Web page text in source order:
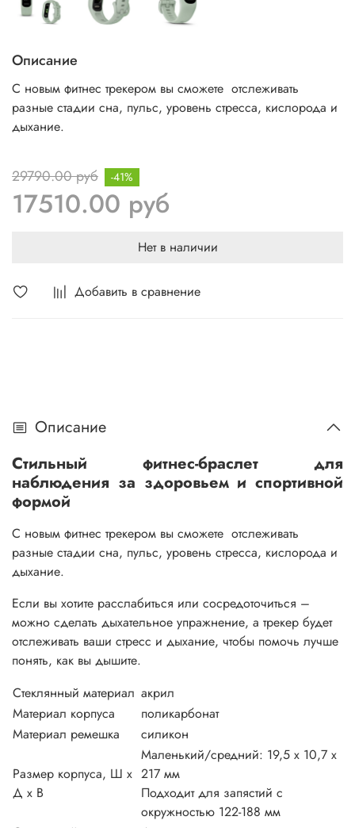
Добавить в сравнение
Описание
С новым фитнес трекером вы сможете отслеживать
разные стадии сна, пульс, уровень стресса, кислорода и
дыхание.
29790.00 руб
17510.00 руб
-41%
Нет в наличии
Описание
Стильный фитнес-браслет для
наблюдения за здоровьем и спортивной
формой
С новым фитнес трекером вы сможете отслеживать
разные стадии сна, пульс, уровень стресса, кислорода и
дыхание.
Если вы хотите расслабиться или сосредоточиться –
можно сделать дыхательное упражнение, а трекер будет
отслеживать ваши стресс и дыхание, чтобы помочь лучше
понять, как вы дышите.
Стеклянный материал акрил
Материал корпуса
поликарбонат
Материал ремешка
силикон
Размер корпуса, Ш x
Д x В
Маленький/средний: 19,5 x 10,7 x
217 мм
Подходит для запястий с
окружностью 122-188 мм